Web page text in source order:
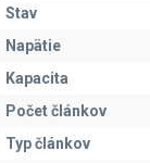
Stav
Napätie
Kapacita
Počet článkov
Typ článkov